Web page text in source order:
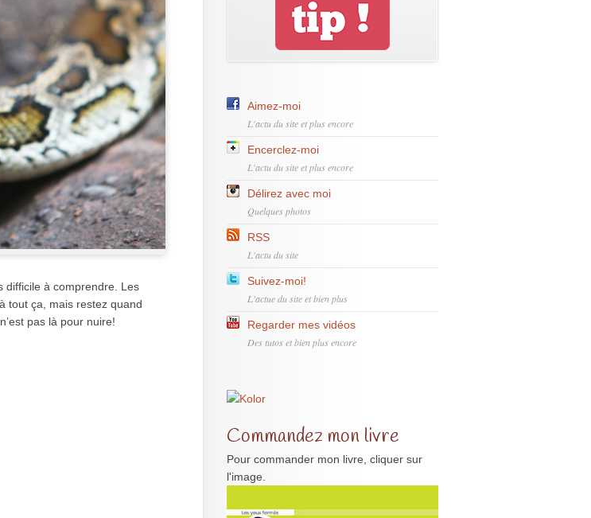
difficile à comprendre. Les
tout ça, mais restez quand
pas là pour nuire!
Aimez-moi
L'actu du site et plus encore
Encerclez-moi
L'actu du site et plus encore
Délirez avec moi
Quelques photos
RSS
L'actu du site
Suivez-moi!
L'actue du site et bien plus
Regarder mes vidéos
Des tutos et bien plus encore
Commandez mon livre
Pour commander mon livre, cliquer sur
l'image.